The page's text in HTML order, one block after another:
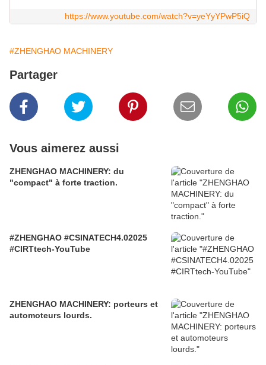
https://www.youtube.com/watch?v=yeYyYPwP5iQ
#ZHENGHAO MACHINERY
Partager
Vous aimerez aussi
ZHENGHAO MACHINERY: du
"compact" à forte traction.
#ZHENGHAO #CSINATECH4.02025
#CIRTtech-YouTube
ZHENGHAO MACHINERY: porteurs et
automoteurs lourds.